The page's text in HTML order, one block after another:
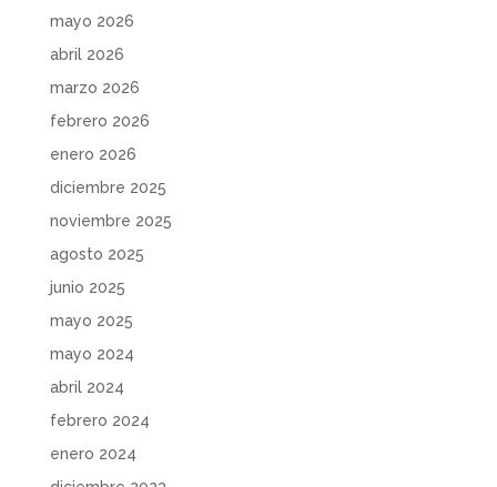
mayo 2026
abril 2026
marzo 2026
febrero 2026
enero 2026
diciembre 2025
noviembre 2025
agosto 2025
junio 2025
mayo 2025
mayo 2024
abril 2024
febrero 2024
enero 2024